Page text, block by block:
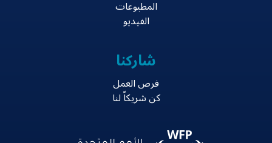
المطبوعات
الفيديو
شاركنا
فرص العمل
كن شريكاً لنا